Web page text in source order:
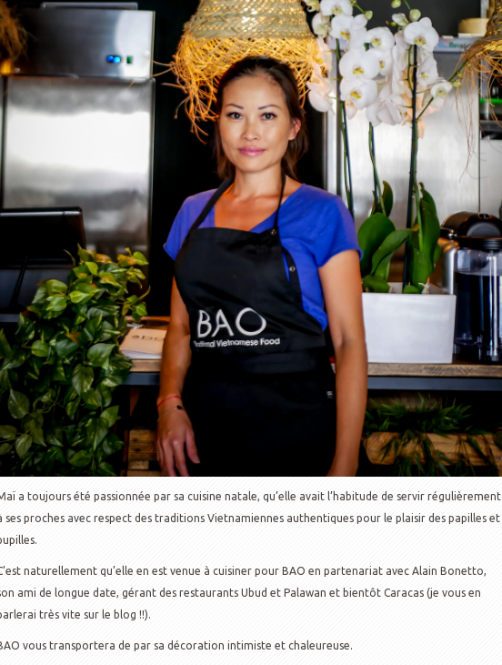
a toujours été passionnée par sa cuisine natale, qu’elle avait l’habitude de servir régulièrement
ses proches avec respect des traditions Vietnamiennes authentiques pour le plaisir des papilles et
naturellement qu’elle en est venue à cuisiner pour BAO en partenariat avec Alain Bonetto,
ami de longue date, gérant des restaurants Ubud et Palawan et bientôt Caracas (je vous en
très vite sur le blog !!).
vous transportera de par sa décoration intimiste et chaleureuse.